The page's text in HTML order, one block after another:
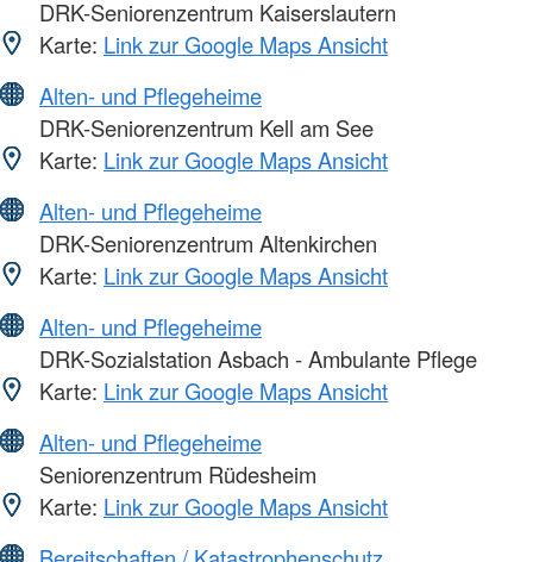
DRK-Seniorenzentrum Kaiserslautern
Karte: Link zur Google Maps Ansicht
Alten- und Pflegeheime
DRK-Seniorenzentrum Kell am See
Karte: Link zur Google Maps Ansicht
Alten- und Pflegeheime
DRK-Seniorenzentrum Altenkirchen
Karte: Link zur Google Maps Ansicht
Alten- und Pflegeheime
DRK-Sozialstation Asbach - Ambulante Pflege
Karte: Link zur Google Maps Ansicht
Alten- und Pflegeheime
Seniorenzentrum Rüdesheim
Karte: Link zur Google Maps Ansicht